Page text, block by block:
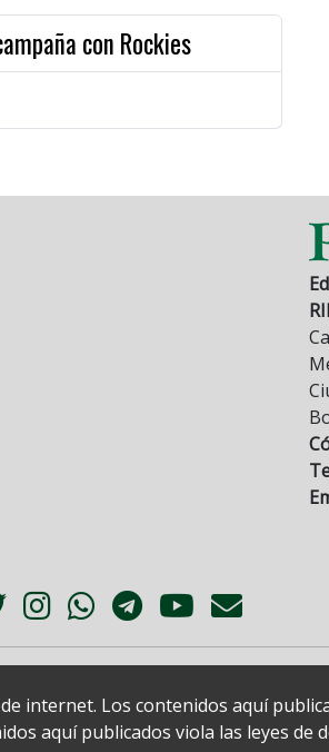
con Rockies
internet. Los contenidos aquí
aquí publicados viola las leyes de